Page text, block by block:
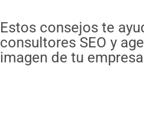
Estos consejos te
consultores SEO y
imagen de tu